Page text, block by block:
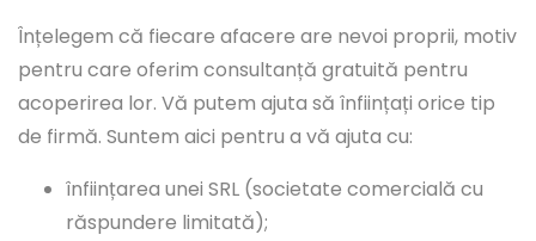
Înțelegem că fiecare afacere are nevoi proprii, motiv
pentru care oferim consultanță gratuită pentru
acoperirea lor. Vă putem ajuta să înființați orice tip
de firmă. Suntem aici pentru a vă ajuta cu:
înființarea unei SRL (societate comercială cu
răspundere limitată);